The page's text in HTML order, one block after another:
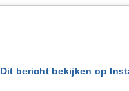
Dit bericht bekijken op